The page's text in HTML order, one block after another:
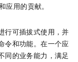
应用的贡献。
行可插拔式使用，并
令和功能。在一个应
同的业务能力，满足